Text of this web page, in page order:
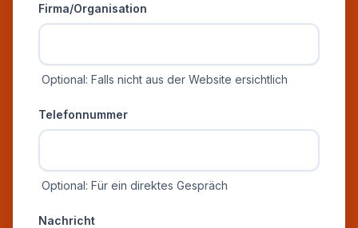
Firma/Organisation
Optional: Falls nicht aus der Website ersichtlich
Telefonnummer
Optional: Für ein direktes Gespräch
Nachricht